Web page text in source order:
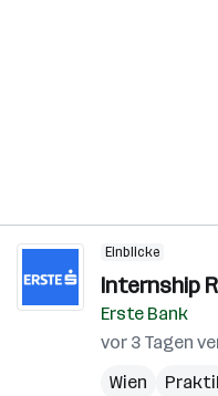
Einblicke
Internship
Erste Bank
vor 3 Tagen
Wien